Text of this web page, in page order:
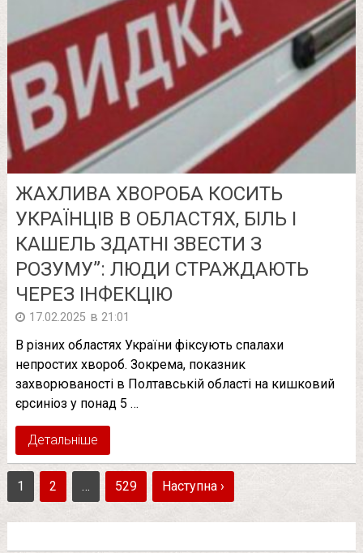
ЖAХЛИВA ХВОРОБА КОСИТЬ
УКРАЇНЦІВ В ОБЛАСТЯХ, БІЛЬ І
КАШЕЛЬ ЗДАТНІ ЗВЕСТИ З
РОЗУМУ”: ЛЮДИ СТРАЖДАЮТЬ
ЧЕРЕЗ ІНФЕКЦІЮ
17.02.2025 в 21:01
В різних областях України фіксують спалахи
непростих хвороб. Зокрема, показник
захворюваності в Полтавській області на кишковий
єрсиніоз у понад 5 …
Детальніше
1 2 … 529 Наступна ›